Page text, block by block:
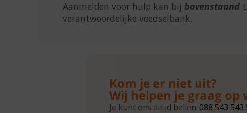
Aanmelden voor hulp kan bij bovenstaand
verantwoordelijke voedselbank.
Kom je er niet uit?
Wij helpen je graag op
Je kunt ons altijd bellen: 088 543 543